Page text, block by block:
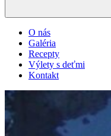
O nás
Galéria
Recepty
Výlety s deťmi
Kontakt